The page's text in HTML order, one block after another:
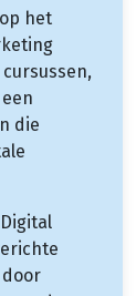
het
die
door